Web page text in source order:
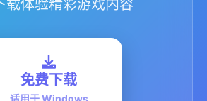
载体验精彩游戏内容
免费下载
适用于 Windows